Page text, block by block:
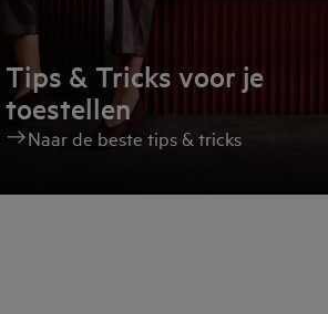
Tips & Tricks voor je
toestellen
Naar de beste tips & tricks